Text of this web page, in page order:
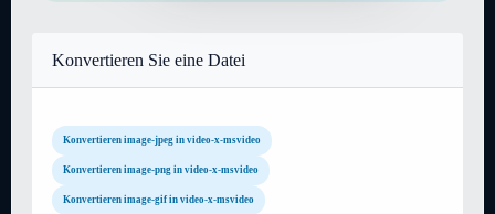
Konvertieren Sie eine Datei
Konvertieren image-jpeg in video-x-msvideo
Konvertieren image-png in video-x-msvideo
Konvertieren image-gif in video-x-msvideo